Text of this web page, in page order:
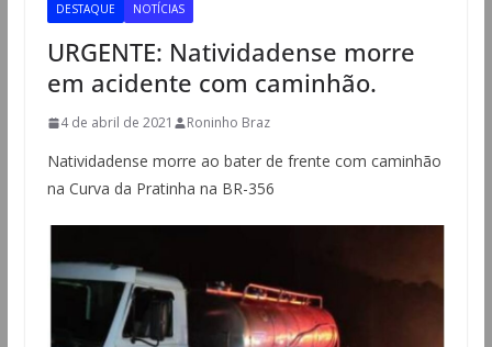
DESTAQUE NOTÍCIAS
URGENTE: Natividadense morre
em acidente com caminhão.
4 de abril de 2021 Roninho Braz
Natividadense morre ao bater de frente com caminhão
na Curva da Pratinha na BR-356